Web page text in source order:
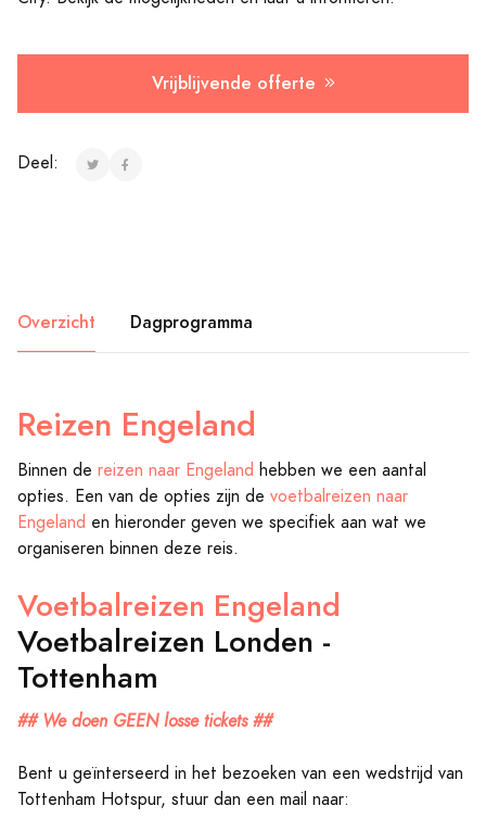
Vrijblijvende offerte
Deel:
Overzicht Dagprogramma
Reizen Engeland
Binnen de reizen naar Engeland hebben we een aantal
opties. Een van de opties zijn de voetbalreizen naar
Engeland en hieronder geven we specifiek aan wat we
organiseren binnen deze reis.
Voetbalreizen Engeland
Voetbalreizen Londen -
Tottenham
## We doen GEEN losse tickets ##
Bent u geïnterseerd in het bezoeken van een wedstrijd van
Tottenham Hotspur, stuur dan een mail naar: